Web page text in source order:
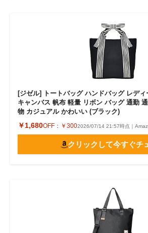
[ジゼル] トートバッグ ハンドバッグ レデ
キャンバス 帆布 軽量 リボン バッグ 通勤
物 カジュアル かわいい (ブラック)
￥1,680OFF： ￥3002026/07/14 21:57時点｜
クリックして今すぐチ